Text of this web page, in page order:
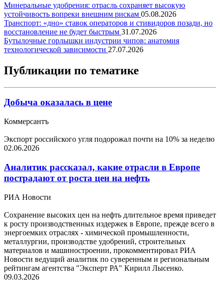
Минеральные удобрения: отрасль сохраняет высокую
устойчивость вопреки внешним рискам 05.08.2026
Транспорт: «дно» ставок операторов и стивидоров позади, но
восстановление не будет быстрым 31.07.2026
Бутылочные горлышки индустрии чипов: анатомия
технологической зависимости 27.07.2026
Публикации по тематике
Добыча оказалась в цене
Коммерсантъ
Экспорт российского угля подорожал почти на 10% за неделю
02.06.2026
Аналитик рассказал, какие отрасли в Европе
пострадают от роста цен на нефть
РИА Новости
Сохранение высоких цен на нефть длительное время приведет
к росту производственных издержек в Европе, прежде всего в
энергоемких отраслях - химической промышленности,
металлургии, производстве удобрений, строительных
материалов и машиностроении, прокомментировал РИА
Новости ведущий аналитик по суверенным и региональным
рейтингам агентства "Эксперт РА" Кирилл Лысенко.
09.03.2026